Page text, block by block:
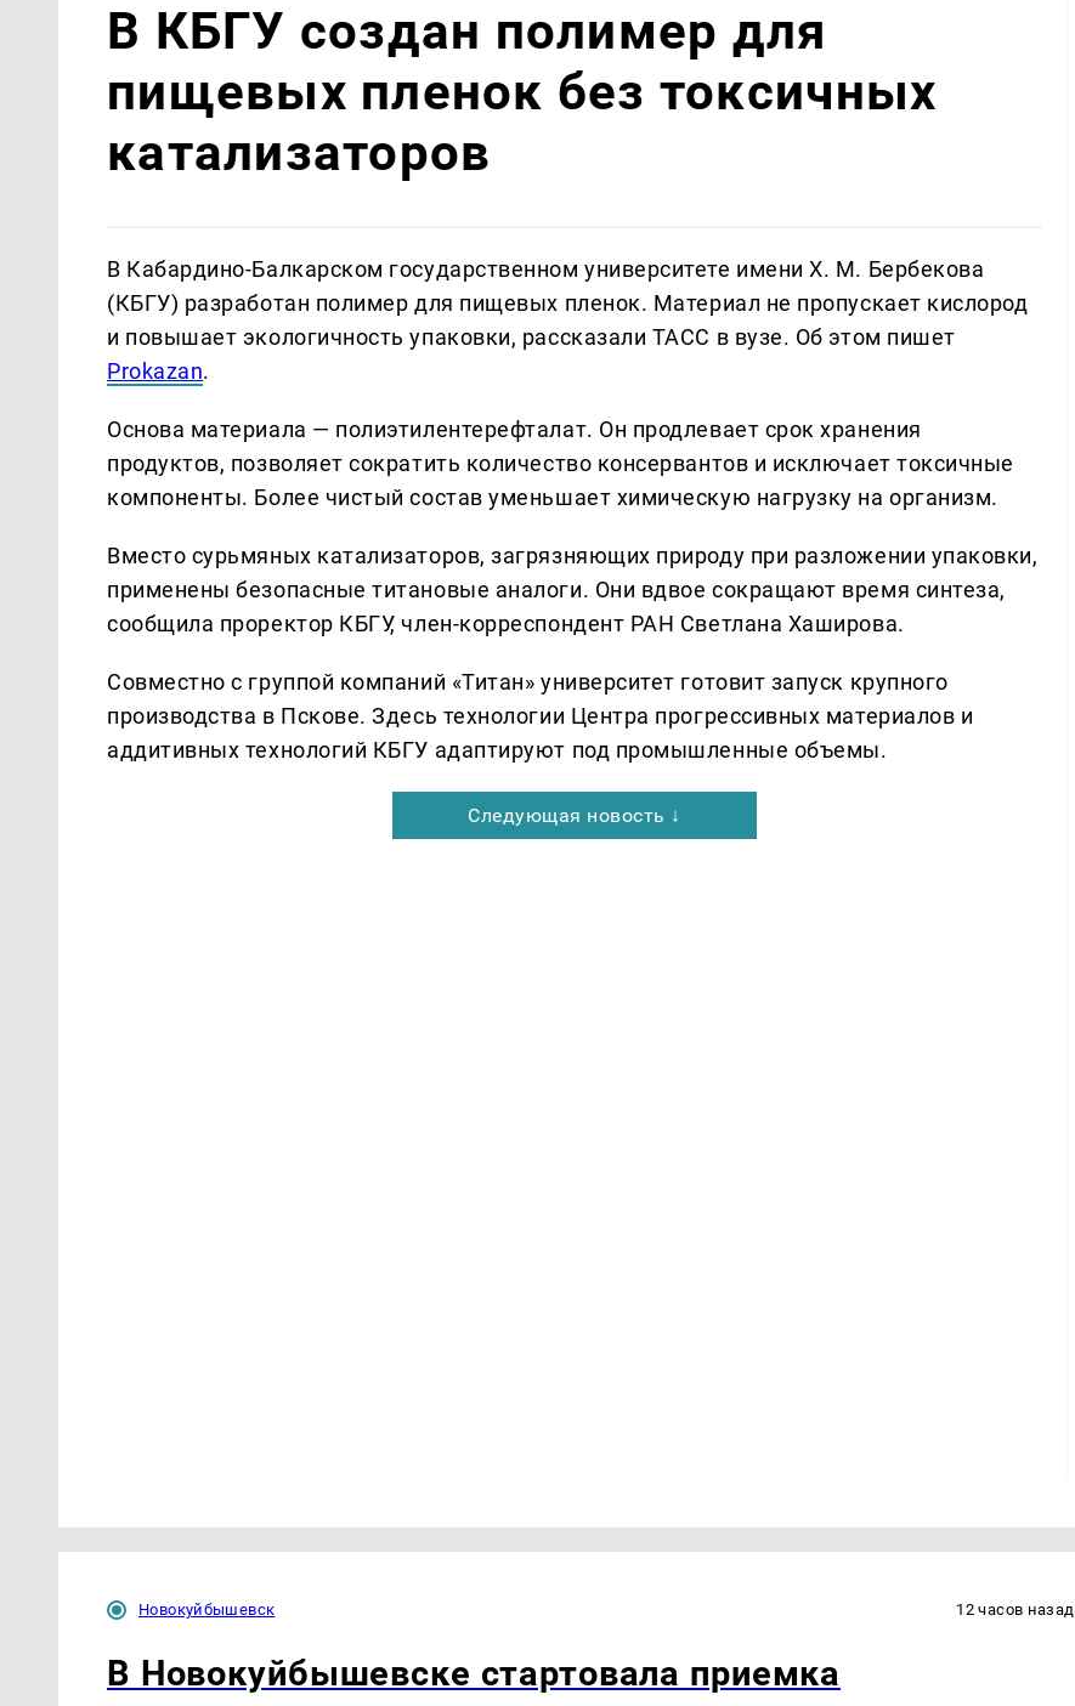
В КБГУ создан полимер для
пищевых пленок без токсичных
катализаторов
В Кабардино-Балкарском государственном университете имени Х. М. Бербекова
(КБГУ) разработан полимер для пищевых пленок. Материал не пропускает кислород
и повышает экологичность упаковки, рассказали ТАСС в вузе. Об этом пишет
Prokazan.
Основа материала — полиэтилентерефталат. Он продлевает срок хранения
продуктов, позволяет сократить количество консервантов и исключает токсичные
компоненты. Более чистый состав уменьшает химическую нагрузку на организм.
Вместо сурьмяных катализаторов, загрязняющих природу при разложении упаковки,
применены безопасные титановые аналоги. Они вдвое сокращают время синтеза,
сообщила проректор КБГУ, член-корреспондент РАН Светлана Хаширова.
Совместно с группой компаний «Титан» университет готовит запуск крупного
производства в Пскове. Здесь технологии Центра прогрессивных материалов и
аддитивных технологий КБГУ адаптируют под промышленные объемы.
Следующая новость ↓
Новокуйбышевск 12 часов назад
В Новокуйбышевске стартовала приемка